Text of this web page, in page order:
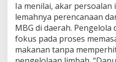
Ia menilai, akar persoalan
lemahnya perencanaan
MBG di daerah.
fokus pada proses
makanan tanpa